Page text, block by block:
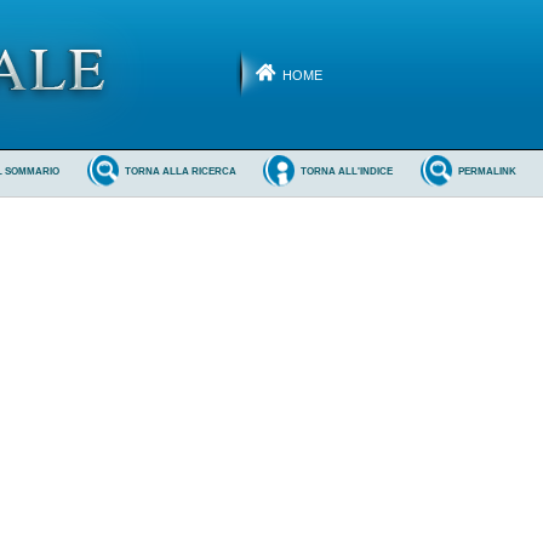
HOME
PERMALINK
TORNA ALL'INDICE
TORNA ALLA RICERCA
SOMMARIO